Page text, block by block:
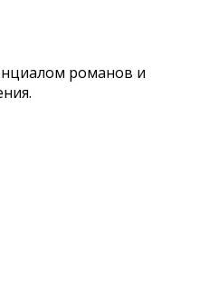
романов и